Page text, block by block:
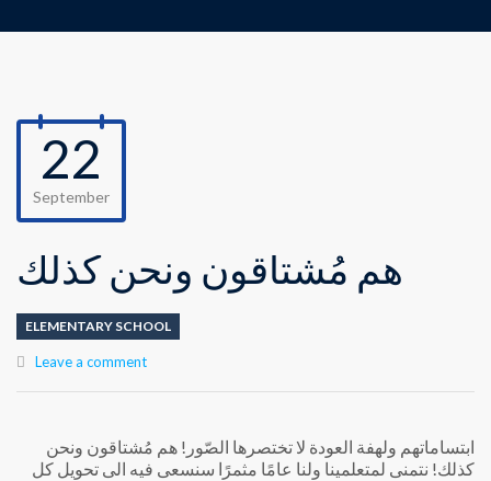
22
September
هم مُشتاقون ونحن كذلك
ELEMENTARY SCHOOL
Leave a comment
ابتساماتهم ولهفة العودة لا تختصرها الصّور! هم مُشتاقون ونحن
كذلك! نتمنى لمتعلمينا ولنا عامًا مثمرًا سنسعى فيه الى تحويل كل